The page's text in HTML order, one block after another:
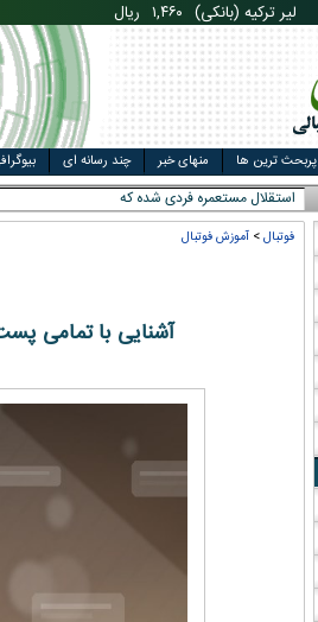
قیمت سکه قیمت خودرو
لیر ترکیه (بانکی) ۱,۴۶۰ ریال
یوان چین (بانکی) ۵,۸۶۹
پربحث ترین ها منهای خبر چند رسانه ای
استقلال مستعمره فردی شده که قول وزارتخا _
فوتبال>آموزش فوتبال
آشنایی با تمامی